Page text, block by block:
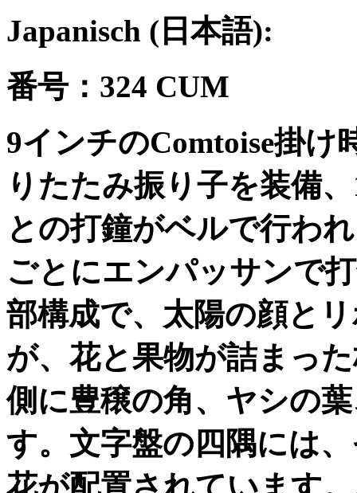
Japanisch ( 日本語):
番号： 324 CUM
9インチのComtoise掛け
りたたみ振り子を装備、
との打鐘がベルで行わ
ごとにエンパッサンで
部構成で、太陽の顔と
が、花と果物が詰まっ
側に豊穣の角、ヤシの
す。文字盤の四隅には
花が配置されています